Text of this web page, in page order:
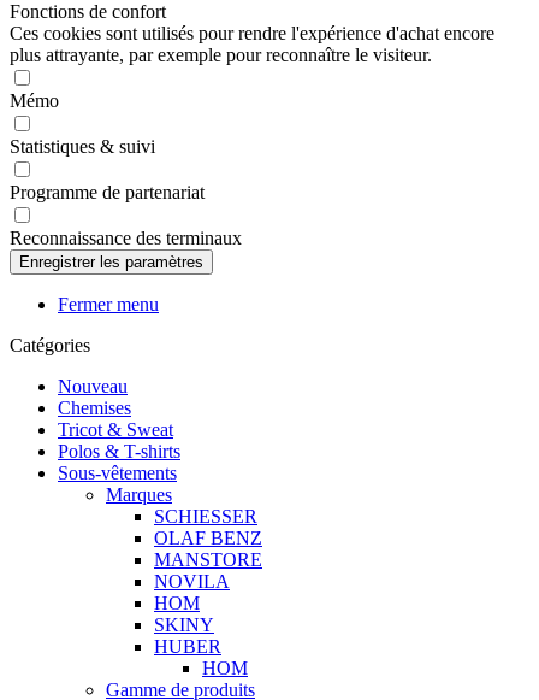
Fonctions de confort
Ces cookies sont utilisés pour rendre l'expérience d'achat encore
plus attrayante, par exemple pour reconnaître le visiteur.
Mémo
Statistiques & suivi
Programme de partenariat
Reconnaissance des terminaux
Fermer menu
Catégories
Nouveau
Chemises
Tricot & Sweat
Polos & T-shirts
Sous-vêtements
Marques
SCHIESSER
OLAF BENZ
MANSTORE
NOVILA
HOM
SKINY
HUBER
HOM
Gamme de produits